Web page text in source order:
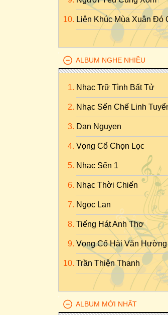
Liên Khúc Mùa Xuân Đó
ALBUM NGHE NHIỀU
Nhạc Trữ Tình Bất Tử
Nhạc Sến Chế Linh
Dan Nguyen
Vọng Cổ Chọn Lọc
Nhạc Sến 1
Nhạc Thời Chiến
Ngọc Lan
Tiếng Hát Anh Thơ
Vọng Cổ Hài Văn Hường
Trần Thiện Thanh
ALBUM MỚI NHẤT